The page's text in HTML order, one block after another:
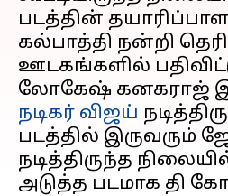
படத்தின்
கல்பாத்தி நன்றி
ஊடகங்களில்
லோகேஷ் கனகராஜ்
நடிகர் விஜய்
படத்தில் இருவரும்
நடித்திருந்த
அடுத்த படமாக தி